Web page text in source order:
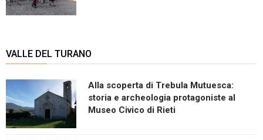
VALLE DEL TURANO
Alla scoperta di Trebula Mutuesca:
storia e archeologia protagoniste al
Museo Civico di Rieti